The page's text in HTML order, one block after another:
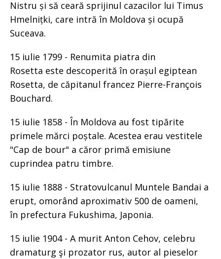
Nistru și să ceară sprijinul cazacilor lui Timus
Hmelnițki, care intră în Moldova și ocupă
Suceava.
15 iulie 1799 - Renumita piatra din
Rosetta este descoperită în orașul egiptean
Rosetta, de căpitanul francez Pierre-François
Bouchard.
15 iulie 1858 - În Moldova au fost tipărite
primele mărci poștale. Acestea erau vestitele
"Cap de bour" a căror primă emisiune
cuprindea patru timbre.
15 iulie 1888 - Stratovulcanul Muntele Bandai a
erupt, omorând aproximativ 500 de oameni,
în prefectura Fukushima, Japonia.
15 iulie 1904 - A murit Anton Cehov, celebru
dramaturg şi prozator rus, autor al pieselor